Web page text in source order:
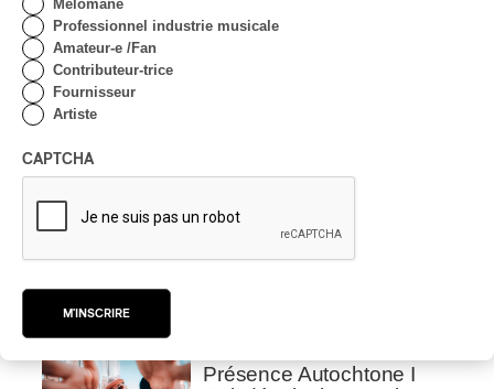
CHANSON/CLASSIQUE/
Domaine Forget 2026
| Marc Hervieux chante 35
ans de carrière
Présence Autochtone I
Mélomane
Professionnel industrie musicale
Amateur-e /Fan
Contributeur-trice
Fournisseur
Artiste
CAPTCHA
M'INSCRIRE